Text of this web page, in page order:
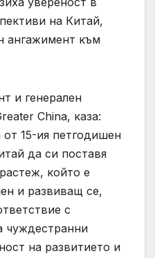
на Китай,
ангажимент към
и генерален
China, каза:
от 15-ия петгодишен
да си поставя
който е
и развиващ се,
с
чуждестранни
на развитието и